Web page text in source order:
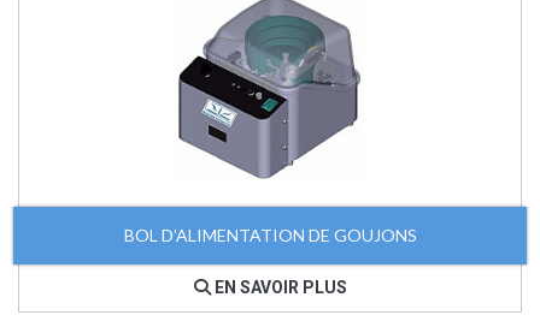
BOL D'ALIMENTATION DE GOUJONS
EN SAVOIR PLUS